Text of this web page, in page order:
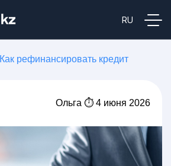
Как рефинансировать кредит
Ольга ⏱ 4 июня 2026